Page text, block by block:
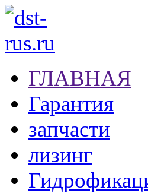
ГЛАВНАЯ
Гарантия
запчасти
лизинг